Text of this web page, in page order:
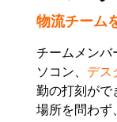
物流チーム
チームメンバ
ソコン、 デス
勤の打刻がで
場所を問わず